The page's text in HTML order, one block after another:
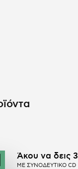
Άκου να δεις 3
ΜΕ ΣΥΝΟΔΕΥΤΙΚΟ CD